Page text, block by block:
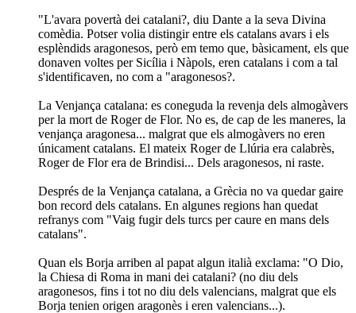
"L'avara povertà dei catalani?, diu Dante a la seva Divina
comèdia. Potser volia distingir entre els catalans avars i els
esplèndids aragonesos, però em temo que, bàsicament, els que
donaven voltes per Sicília i Nàpols, eren catalans i com a tal
s'identificaven, no com a "aragonesos?.
La Venjança catalana: es coneguda la revenja dels almogàvers
per la mort de Roger de Flor. No es, de cap de les maneres, la
venjança aragonesa... malgrat que els almogàvers no eren
únicament catalans. El mateix Roger de Llúria era calabrès,
Roger de Flor era de Brindisi... Dels aragonesos, ni raste.
Després de la Venjança catalana, a Grècia no va quedar gaire
bon record dels catalans. En algunes regions han quedat
refranys com "Vaig fugir dels turcs per caure en mans dels
catalans".
Quan els Borja arriben al papat algun italià exclama: "O Dio,
la Chiesa di Roma in mani dei catalani? (no diu dels
aragonesos, fins i tot no diu dels valencians, malgrat que els
Borja tenien origen aragonès i eren valencians...).